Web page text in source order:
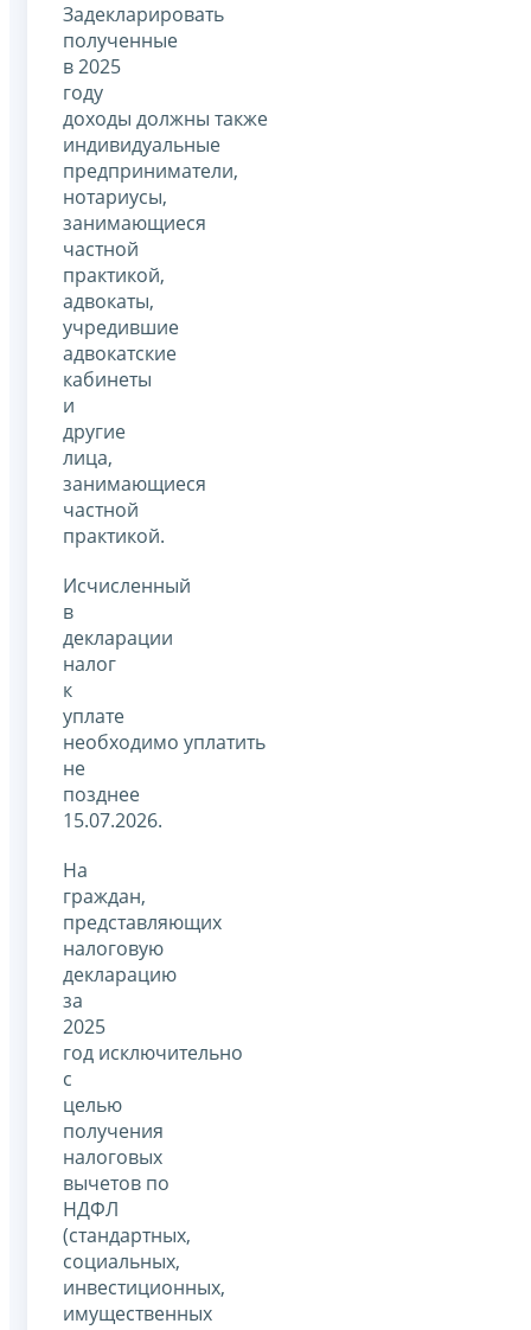
Задекларировать
полученные
в 2025
году
доходы должны также
индивидуальные
предприниматели,
нотариусы,
занимающиеся
частной
практикой,
адвокаты,
учредившие
адвокатские
кабинеты
и
другие
лица,
занимающиеся
частной
практикой.
Исчисленный
в
декларации
налог
к
уплате
необходимо уплатить
не
позднее
15.07.2026.
На
граждан,
представляющих
налоговую
декларацию
за
2025
год исключительно
с
целью
получения
налоговых
вычетов по
НДФЛ
(стандартных,
социальных,
инвестиционных,
имущественных